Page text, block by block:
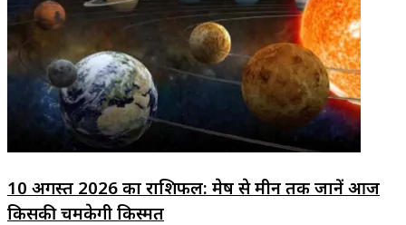
10 अगस्त 2026 का राशिफल: मेष से मीन तक जानें आज
किसकी चमकेगी किस्मत